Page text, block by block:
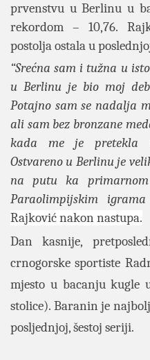
prvenstvu u Berlinu u
rekordom – 10,76.
postolja ostala u
“Srećna sam i tužna u
u Berlinu je bio moj
Potajno sam se nadalja
ali sam bez bronzane
kada me je pretekla
Ostvareno u Berlinu je
na putu ka
Paraolimpijskim
Rajković nakon nastupa.
Dan kasnije,
crnogorske sportiste
mjesto u bacanju kugle
stolice). Baranin je
posljednjoj, šestoj seriji.